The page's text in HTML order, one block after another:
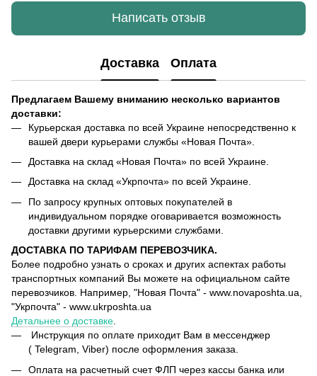
Написать отзыв
Доставка Оплата
Предлагаем Вашему вниманию несколько вариантов
доставки:
Курьерская доставка по всей Украине непосредственно к
вашей двери курьерами службы «Новая Почта».
Доставка на склад «Новая Почта» по всей Украине.
Доставка на склад «Укрпочта» по всей Украине.
По запросу крупных оптовых покупателей в
индивидуальном порядке оговаривается возможность
доставки другими курьерскими службами.
ДОСТАВКА ПО ТАРИФАМ ПЕРЕВОЗЧИКА.
Более подробно узнать о сроках и других аспектах работы
транспортных компаний Вы можете на официальном сайте
перевозчиков. Например, "Новая Почта" - www.novaposhta.ua,
"Укрпочта" - www.ukrposhta.ua
Детальнее о доставке
Инструкция по оплате приходит Вам в мессенджер
( Telegram, Viber) после оформления заказа.
Оплата на расчетный счет ФЛП через кассы банка или